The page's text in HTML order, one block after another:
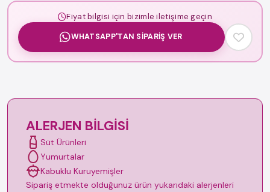
Fiyat bilgisi için bizimle iletişime geçin
WHATSAPP'TAN SIPARIŞ VER
ALERJEN BILGISI
Süt Ürünleri
Yumurtalar
Kabuklu Kuruyemişler
Sipariş etmekte olduğunuz ürün yukarıdaki alerjenleri